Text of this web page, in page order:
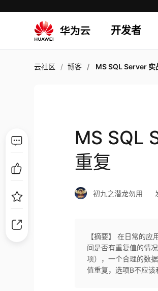
开发者
云社区 博客 MS SQL Server 实
MS SQL
重复
初九之潜龙勿用
【摘要】 在日常的
间是否有重复值的情
项），一个合理的数
值重复，选项B不应该